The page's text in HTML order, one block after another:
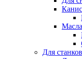
Для станков